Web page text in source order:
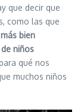
que decir que
como las que
bien
niños
qué nos
muchos niños